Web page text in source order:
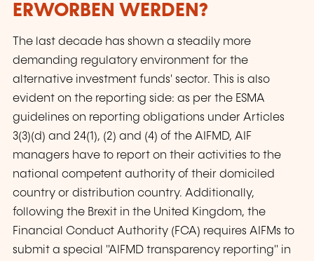
ERWORBEN WERDEN?
The last decade has shown a steadily more
demanding regulatory environment for the
alternative investment funds' sector. This is also
evident on the reporting side: as per the ESMA
guidelines on reporting obligations under Articles
3(3)(d) and 24(1), (2) and (4) of the AIFMD, AIF
managers have to report on their activities to the
national competent authority of their domiciled
country or distribution country. Additionally,
following the Brexit in the United Kingdom, the
Financial Conduct Authority (FCA) requires AIFMs to
submit a special "AIFMD transparency reporting" in